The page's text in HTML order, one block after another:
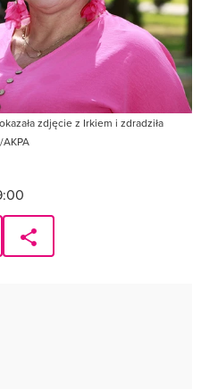
zdjęcie z Irkiem i zdradziła